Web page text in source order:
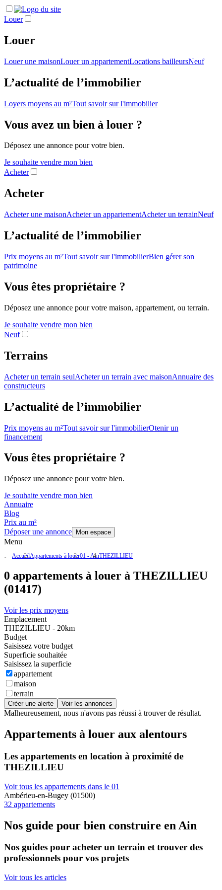
Louer
Louer
Louer une maisonLouer un appartementLocations bailleursNeuf
L’actualité de l’immobilier
Loyers moyens au m²Tout savoir sur l'immobilier
Vous avez un bien à louer ?
Déposez une annonce pour votre bien.
Je souhaite vendre mon bien
Acheter
Acheter
Acheter une maisonAcheter un appartementAcheter un terrainNeuf
L’actualité de l’immobilier
Prix moyens au m²Tout savoir sur l'immobilierBien gérer son
patrimoine
Vous êtes propriétaire ?
Déposez une annonce pour votre maison, appartement, ou terrain.
Je souhaite vendre mon bien
Neuf
Terrains
Acheter un terrain seulAcheter un terrain avec maisonAnnuaire des
constructeurs
L’actualité de l’immobilier
Prix moyens au m²Tout savoir sur l'immobilierOtenir un
financement
Vous êtes propriétaire ?
Déposez une annonce pour votre bien.
Je souhaite vendre mon bien
Annuaire
Blog
Prix au m²
Déposer une annonce
Mon espace
Menu
AccueilAppartements à louer01 - AinTHEZILLIEU
0 appartements à louer à THEZILLIEU
(01417)
Voir les prix moyens
Emplacement
THEZILLIEU - 20km
Budget
Saisissez votre budget
Superficie souhaitée
Saisissez la superficie
appartement
maison
terrain
Créer une alerte Voir les annonces
Malheureusement, nous n'avons pas réussi à trouver de résultat.
Appartements à louer aux alentours
Les appartements en location à proximité de
THEZILLIEU
Voir tous les appartements dans le 01
Ambérieu-en-Bugey (01500)
32 appartements
Nos guide pour bien construire en Ain
Nos guides pour acheter un terrain et trouver des
professionnels pour vos projets
Voir tous les articles